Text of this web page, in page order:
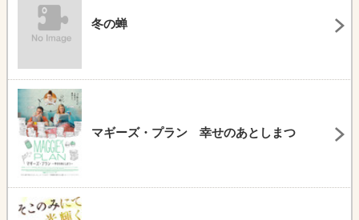
冬の蝉
マギーズ・プラン 幸せのあとしまつ